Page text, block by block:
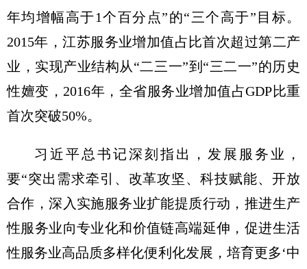
年均增幅高于1个百分点”的“三个高于”目标。
2015年，江苏服务业增加值占比首次超过第二产
业，实现产业结构从“二三一”到“三二一”的历史
性嬗变，2016年，全省服务业增加值占GDP比重
首次突破50%。
习近平总书记深刻指出，发展服务业，
要“突出需求牵引、改革攻坚、科技赋能、开放
合作，深入实施服务业扩能提质行动，推进生产
性服务业向专业化和价值链高端延伸，促进生活
性服务业高品质多样化便利化发展，培育更多‘中